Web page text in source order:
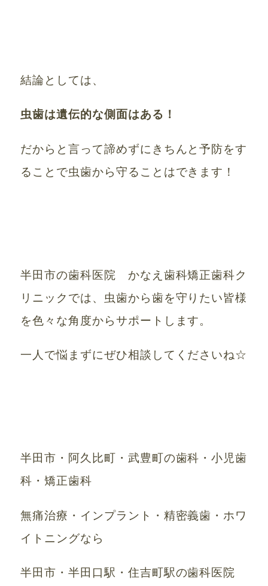
結論としては、
虫歯は遺伝的な側面はある！
だからと言って諦めずにきちんと予防をす
ることで虫歯から守ることはできます！
半田市の歯科医院 かなえ歯科矯正歯科ク
リニックでは、虫歯から歯を守りたい皆様
を色々な角度からサポートします。
一人で悩まずにぜひ相談してくださいね☆
半田市・阿久比町・武豊町の歯科・小児歯
科・矯正歯科
無痛治療・インプラント・精密義歯・ホワ
イトニングなら
半田市・半田口駅・住吉町駅の歯科医院